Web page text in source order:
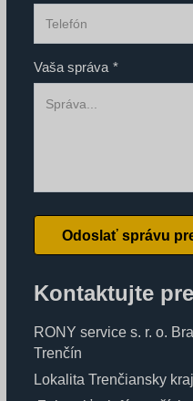
Kontaktujte
RONY service s. r. o.
Trenčín
Lokalita Trenčiansky kraj
Vaša správa *
Odoslať správu